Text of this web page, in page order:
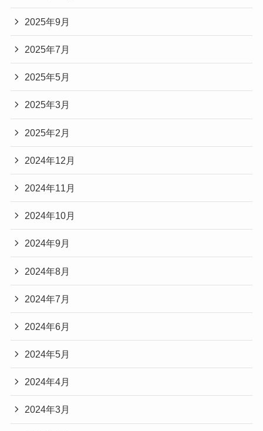
2025年9月
2025年7月
2025年5月
2025年3月
2025年2月
2024年12月
2024年11月
2024年10月
2024年9月
2024年8月
2024年7月
2024年6月
2024年5月
2024年4月
2024年3月